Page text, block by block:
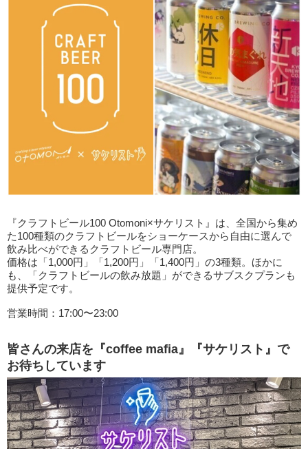
『クラフトビール100 Otomoni×サケリスト』は、全国から集め
た100種類のクラフトビールをショーケースから自由に選んで
飲み比べができるクラフトビール専門店。
価格は「1,000円」「1,200円」「1,400円」の3種類。ほかに
も、「クラフトビールの飲み放題」ができるサブスクプランも
提供予定です。
営業時間：17:00〜23:00
皆さんの来店を『coffee mafia』『サケリスト』で
お待ちしています